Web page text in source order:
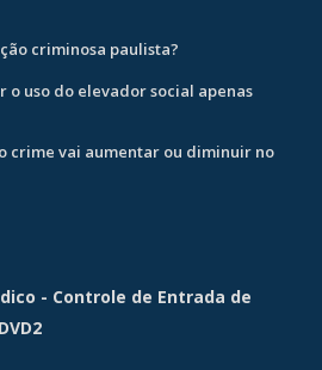
criminosa paulista?
o uso do elevador social apenas
crime vai aumentar ou diminuir no
- Controle de Entrada de